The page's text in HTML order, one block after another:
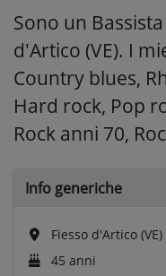
Sono un
d'Artico (VE). I
Country blues,
Hard rock, Pop
Rock anni 70,
Info generiche
Fiesso d'Artico (VE)
45 anni